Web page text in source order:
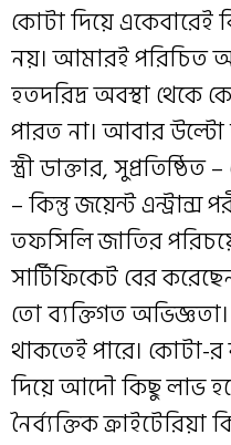
কোটা দিয়ে
নয়। আমারই পরিচিত
হতদরিদ্র অবস্থা থেকে
পারত না। আবার উল্টো
স্ত্রী ডাক্তার,
– কিন্তু জয়েন্ট
তফসিলি জাতির
সার্টিফিকেট বের
তো ব্যক্তিগত অভিজ্ঞতা।
থাকতেই পারে। কোটা-র
দিয়ে আদৌ কিছু লাভ
নৈর্ব্যক্তিক ক্রাইটেরিয়া